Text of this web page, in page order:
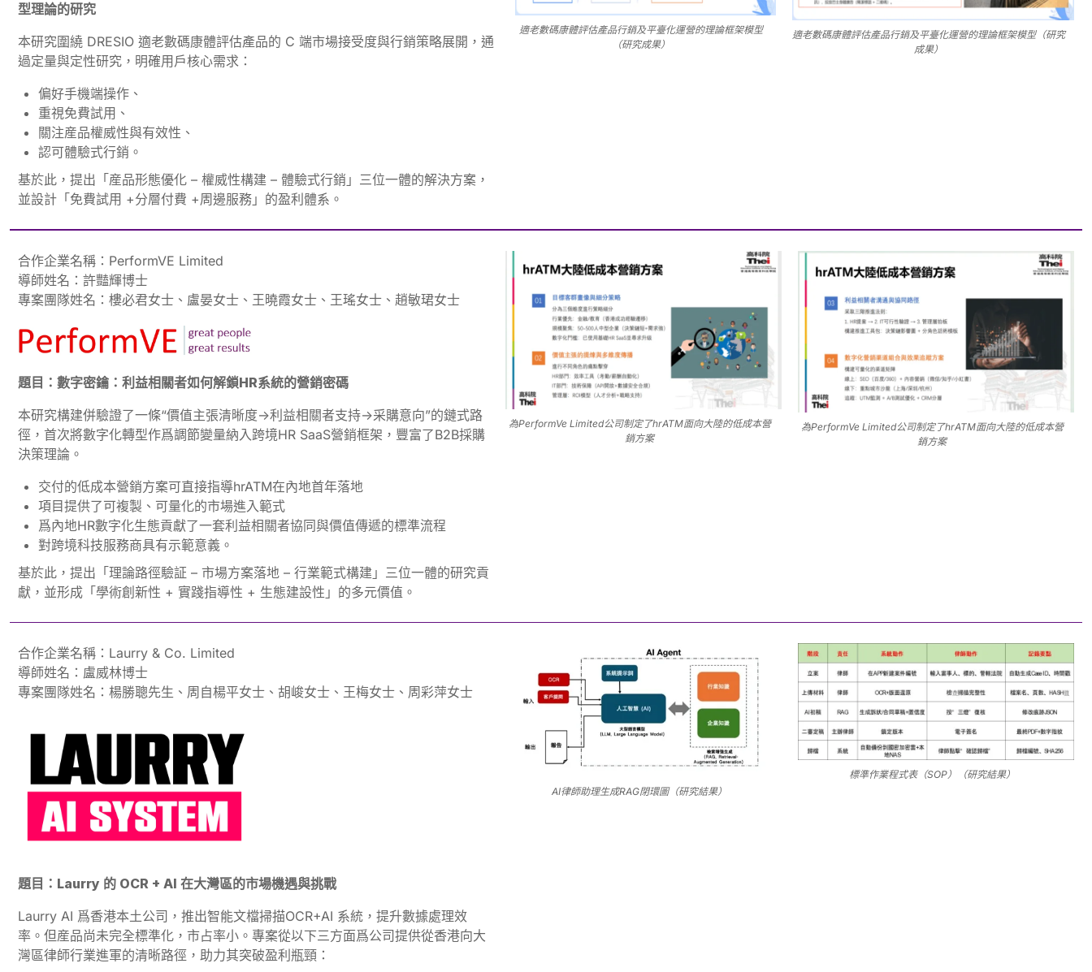
型理論的研究
本研究圍繞 DRESIO 適老數碼康體評估產品的 C 端市場接受度與行銷策略展開，通
過定量與定性研究，明確用戶核心需求：
偏好手機端操作、
重視免費試用、
關注産品權威性與有效性、
認可體驗式行銷。
基於此，提出「産品形態優化 – 權威性構建 – 體驗式行銷」三位一體的解決方案，
並設計「免費試用 +分層付費 +周邊服務」的盈利體系。
適老數碼康體評估產品行銷及平臺化運營的理論框架模型
（研究成果）
適老數碼康體評估產品行銷及平臺化運營的理論框架模型（研究
成果）
合作企業名稱：PerformVE Limited
導師姓名：許豔輝博士
專案團隊姓名：樓必君女士、盧晏女士、王曉霞女士、王瑤女士、趙敏珺女士
題目：數字密鑰：利益相關者如何解鎖HR系統的營銷密碼
本研究構建併驗證了一條“價值主張清晰度→利益相關者支持→采購意向”的鏈式路
徑，首次將數字化轉型作爲調節變量納入跨境HR SaaS營銷框架，豐富了B2B採購
決策理論。
交付的低成本營銷方案可直接指導hrATM在內地首年落地
項目提供了可複製、可量化的市場進入範式
爲內地HR數字化生態貢獻了一套利益相關者協同與價值傳遞的標準流程
對跨境科技服務商具有示範意義。
基於此，提出「理論路徑驗証 – 市場方案落地 – 行業範式構建」三位一體的研究貢
獻，並形成「學術創新性 + 實踐指導性 + 生態建設性」的多元價值。
為PerformVe Limited公司制定了hrATM面向大陸的低成本營
銷方案
為PerformVe Limited公司制定了hrATM面向大陸的低成本營
銷方案
合作企業名稱：Laurry & Co. Limited
導師姓名：盧威林博士
專案團隊姓名：楊勝聰先生、周自楊平女士、胡峻女士、王梅女士、周彩萍女士
題目：Laurry 的 OCR + AI 在大灣區的市場機遇與挑戰
Laurry AI 爲香港本土公司，推出智能文檔掃描OCR+AI 系統，提升數據處理效
率。但産品尚未完全標準化，市占率小。專案從以下三方面爲公司提供從香港向大
灣區律師行業進軍的清晰路徑，助力其突破盈利瓶頸：
AI律師助理生成RAG閉環圖（研究結果）
標準作業程式表（SOP）（研究結果）